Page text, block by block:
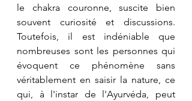
le chakra couronne, suscite bien
souvent curiosité et discussions.
Toutefois, il est indéniable que
nombreuses sont les personnes qui
évoquent ce phénomène sans
véritablement en saisir la nature, ce
qui, à l'instar de l'Ayurvéda, peut